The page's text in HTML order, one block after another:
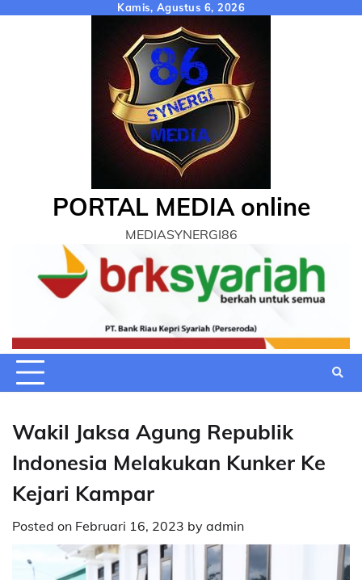
Kamis, Agustus 6, 2026
PORTAL MEDIA online
MEDIASYNERGI86
Wakil Jaksa Agung Republik
Indonesia Melakukan Kunker Ke
Kejari Kampar
Posted on Februari 16, 2023 by admin